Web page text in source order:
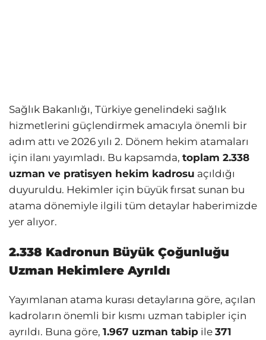
Sağlık Bakanlığı, Türkiye genelindeki sağlık
hizmetlerini güçlendirmek amacıyla önemli bir
adım attı ve 2026 yılı 2. Dönem hekim atamaları
için ilanı yayımladı. Bu kapsamda, toplam 2.338
uzman ve pratisyen hekim kadrosu açıldığı
duyuruldu. Hekimler için büyük fırsat sunan bu
atama dönemiyle ilgili tüm detaylar haberimizde
yer alıyor.
2.338 Kadronun Büyük Çoğunluğu
Uzman Hekimlere Ayrıldı
Yayımlanan atama kurası detaylarına göre, açılan
kadroların önemli bir kısmı uzman tabipler için
ayrıldı. Buna göre, 1.967 uzman tabip ile 371